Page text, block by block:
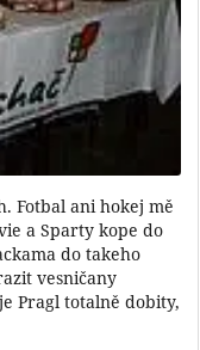
Fotbal ani hokej mě
a Sparty kope do
do takeho
vesničany
Pragl totalně dobity,